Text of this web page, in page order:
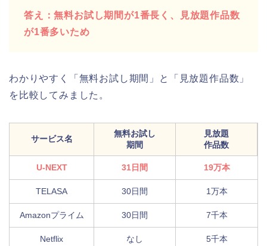
答え：無料お試し期間が1番長く、見放題作品数
が1番多いため
わかりやすく「無料お試し期間」と「見放題作品数」
を比較してみました。
サービス名
無料お試し
期間
見放題
作品数
U-NEXT 31日間 19万本
TELASA 30日間 1万本
Amazonプライム 30日間 7千本
Netflix なし 5千本